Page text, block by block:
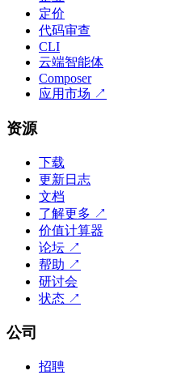
定价
代码审查
CLI
云端智能体
Composer
应用市场 ↗
资源
下载
更新日志
文档
了解更多 ↗
价值计算器
论坛 ↗
帮助 ↗
研讨会
状态 ↗
公司
招聘